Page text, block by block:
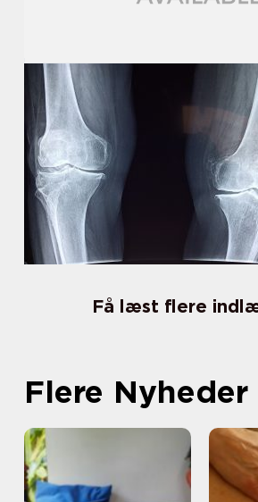
Få læst flere
Flere Nyheder